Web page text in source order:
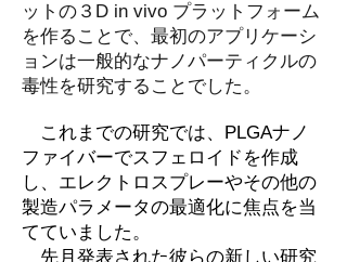
ットの３D in vivo プラットフォーム
を作ることで、最初のアプリケーシ
ョンは一般的なナノパーティクルの
毒性を研究することでした。
​ これまでの研究では、PLGAナノ
ファイバーでスフェロイドを作成
し、エレクトロスプレーやその他の
製造パラメータの最適化に焦点を当
てていました。
先月発表された彼らの新しい研究